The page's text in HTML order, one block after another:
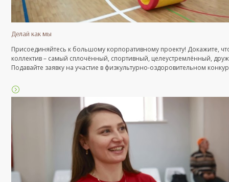
Делай как мы
Присоединяйтесь к большому корпоративному проекту! Докажите,
коллектив – самый сплочённый, спортивный, целеустремлённый,
Подавайте заявку на участие в физкультурно-оздоровительном